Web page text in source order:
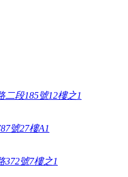
二段185號12樓之1
號27樓A1
372號7樓之1